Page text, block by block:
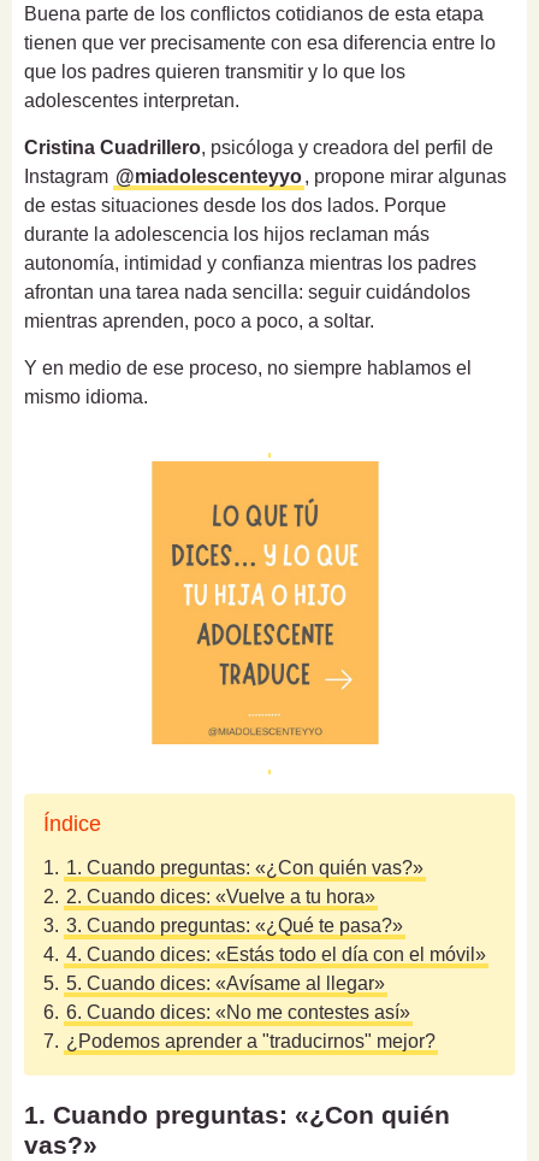
Buena parte de los conflictos cotidianos de esta etapa
tienen que ver precisamente con esa diferencia entre lo
que los padres quieren transmitir y lo que los
adolescentes interpretan.
Cristina Cuadrillero, psicóloga y creadora del perfil de
Instagram @miadolescenteyyo, propone mirar algunas
de estas situaciones desde los dos lados. Porque
durante la adolescencia los hijos reclaman más
autonomía, intimidad y confianza mientras los padres
afrontan una tarea nada sencilla: seguir cuidándolos
mientras aprenden, poco a poco, a soltar.
Y en medio de ese proceso, no siempre hablamos el
mismo idioma.
Índice
1. 1. Cuando preguntas: «¿Con quién vas?»
2. 2. Cuando dices: «Vuelve a tu hora»
3. 3. Cuando preguntas: «¿Qué te pasa?»
4. 4. Cuando dices: «Estás todo el día con el móvil»
5. 5. Cuando dices: «Avísame al llegar»
6. 6. Cuando dices: «No me contestes así»
7. ¿Podemos aprender a "traducirnos" mejor?
1. Cuando preguntas: «¿Con quién
vas?»